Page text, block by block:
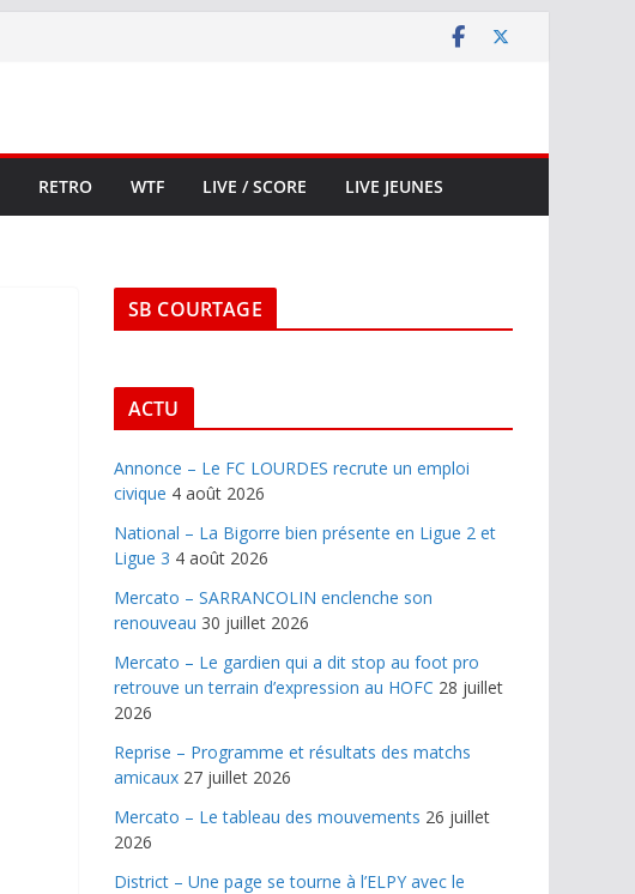
RETRO WTF LIVE / SCORE LIVE JEUNES
SB COURTAGE
ACTU
Annonce – Le FC LOURDES recrute un emploi
civique 4 août 2026
National – La Bigorre bien présente en Ligue 2 et
Ligue 3 4 août 2026
Mercato – SARRANCOLIN enclenche son
renouveau 30 juillet 2026
Mercato – Le gardien qui a dit stop au foot pro
retrouve un terrain d’expression au HOFC 28 juillet
2026
Reprise – Programme et résultats des matchs
amicaux 27 juillet 2026
Mercato – Le tableau des mouvements 26 juillet
2026
District – Une page se tourne à l’ELPY avec le